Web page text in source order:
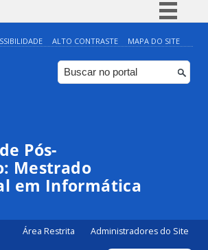
Simplifique!
Comunica BR
Participe
ALTO CONTRASTE MAPA DO SITE
Pós-
Mestrado
em Informática
Área Restrita Administradores do Site